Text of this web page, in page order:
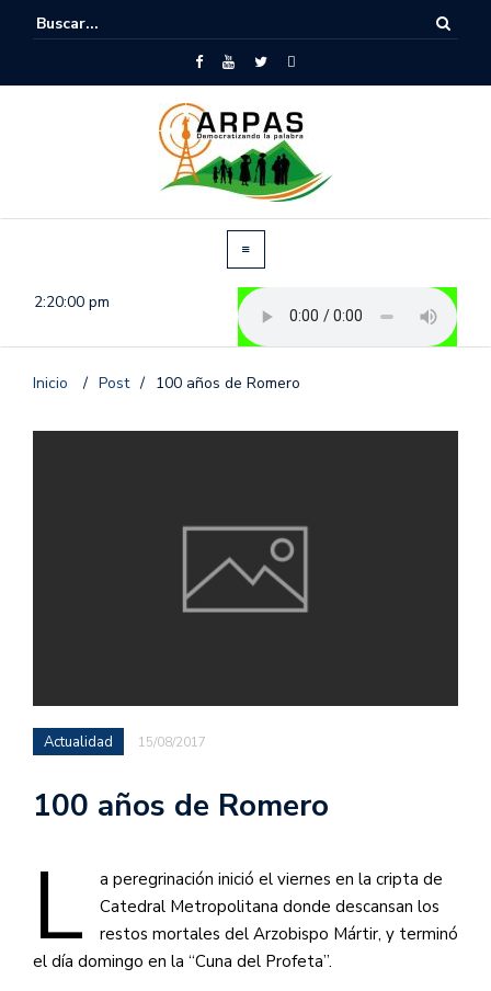
2:20:00 pm
Inicio / Post / 100 años de Romero
Actualidad 15/08/2017
100 años de Romero
L
a peregrinación inició el viernes en la cripta de
Catedral Metropolitana donde descansan los
restos mortales del Arzobispo Mártir, y terminó
el día domingo en la “Cuna del Profeta”.